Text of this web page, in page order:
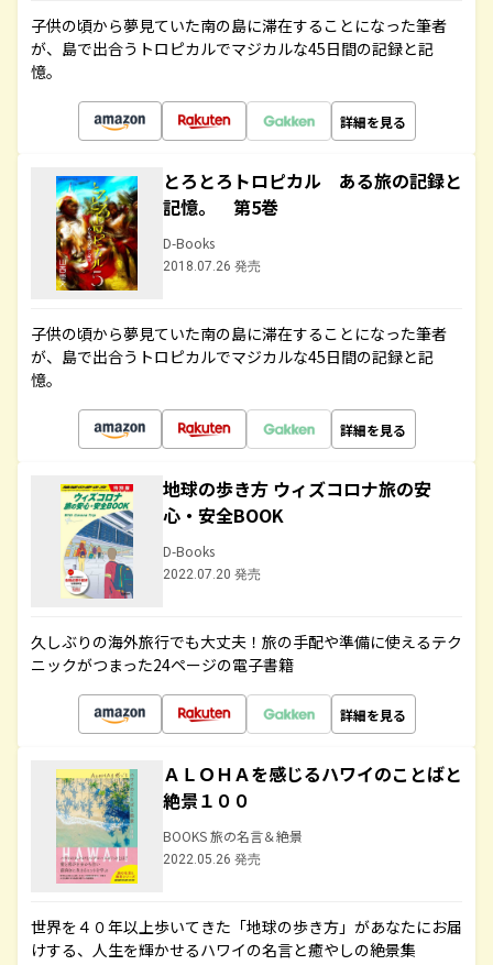
子供の頃から夢見ていた南の島に滞在することになった筆者
が、島で出合うトロピカルでマジカルな45日間の記録と記
憶。
詳細を見る
とろとろトロピカル ある旅の記録と
記憶。 第5巻
D-Books
2018.07.26 発売
子供の頃から夢見ていた南の島に滞在することになった筆者
が、島で出合うトロピカルでマジカルな45日間の記録と記
憶。
詳細を見る
地球の歩き方 ウィズコロナ旅の安
心・安全BOOK
D-Books
2022.07.20 発売
久しぶりの海外旅行でも大丈夫！旅の手配や準備に使えるテク
ニックがつまった24ページの電子書籍
詳細を見る
ＡＬＯＨＡを感じるハワイのことばと
絶景１００
BOOKS 旅の名言＆絶景
2022.05.26 発売
世界を４０年以上歩いてきた「地球の歩き方」があなたにお届
けする、人生を輝かせるハワイの名言と癒やしの絶景集